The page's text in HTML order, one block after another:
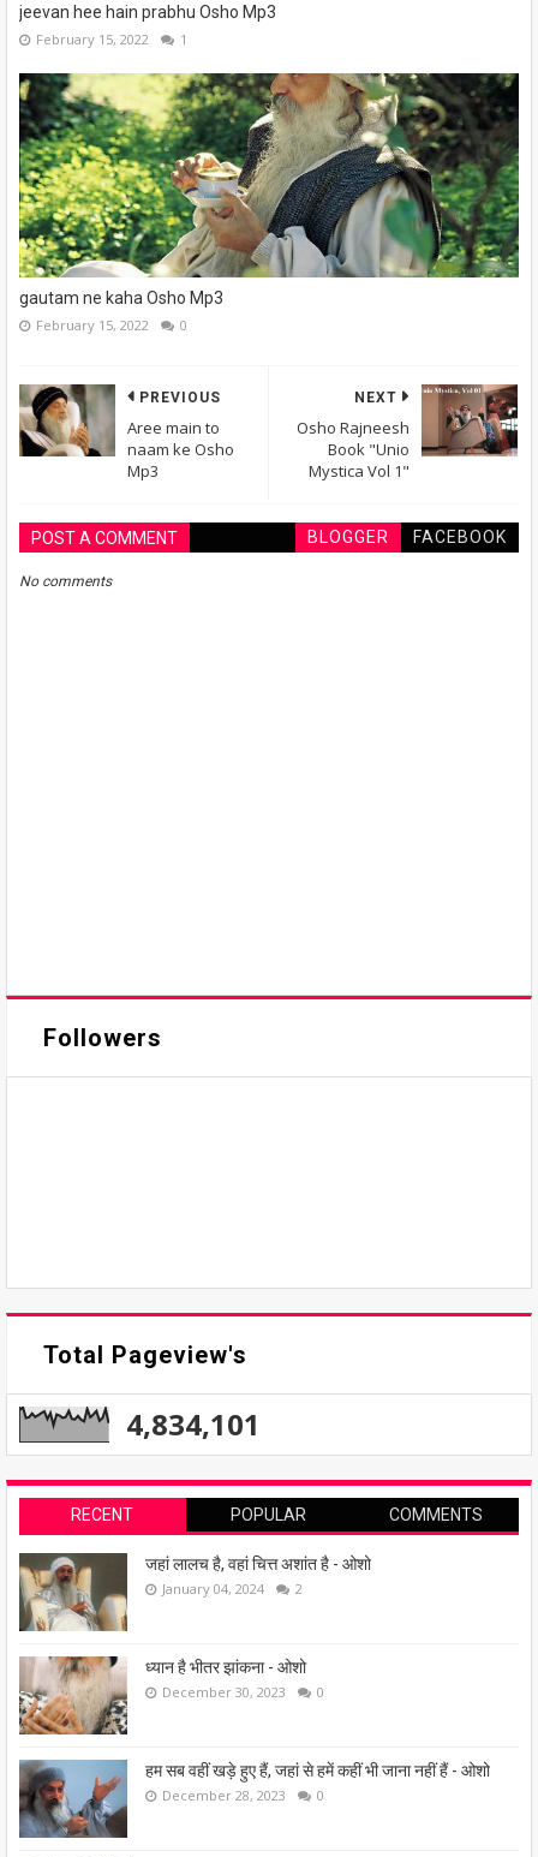
jeevan hee hain prabhu Osho Mp3
February 15, 2022 1
gautam ne kaha Osho Mp3
February 15, 2022 0
NEXT
Osho Rajneesh
Book "Unio
Mystica Vol 1"
PREVIOUS
Aree main to
naam ke Osho
Mp3
POST A COMMENT BLOGGER FACEBOOK
No comments
Followers
Total Pageview's
4,834,101
RECENT POPULAR COMMENTS
जहां लालच है, वहां चित्त अशांत है - ओशो
January 04, 2024 2
ध्यान है भीतर झांकना - ओशो
December 30, 2023 0
हम सब वहीं खड़े हुए हैं, जहां से हमें कहीं भी जाना नहीं हैं - ओशो
December 28, 2023 0